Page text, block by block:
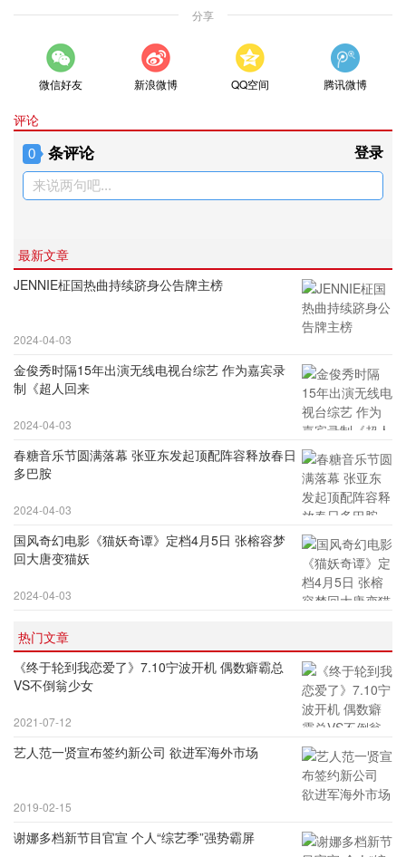
分享
微信好友 新浪微博 QQ空间 腾讯微博
评论
0 条评论 登录
来说两句吧...
最新文章
JENNIE柾国热曲持续跻身公告牌主榜
2024-04-03
金俊秀时隔15年出演无线电视台综艺 作为嘉宾录
制《超人回来
2024-04-03
春糖音乐节圆满落幕 张亚东发起顶配阵容释放春日
多巴胺
2024-04-03
国风奇幻电影《猫妖奇谭》定档4月5日 张榕容梦
回大唐变猫妖
2024-04-03
热门文章
《终于轮到我恋爱了》7.10宁波开机 偶数癖霸总
VS不倒翁少女
2021-07-12
艺人范一贤宣布签约新公司 欲进军海外市场
2019-02-15
谢娜多档新节目官宣 个人“综艺季”强势霸屏